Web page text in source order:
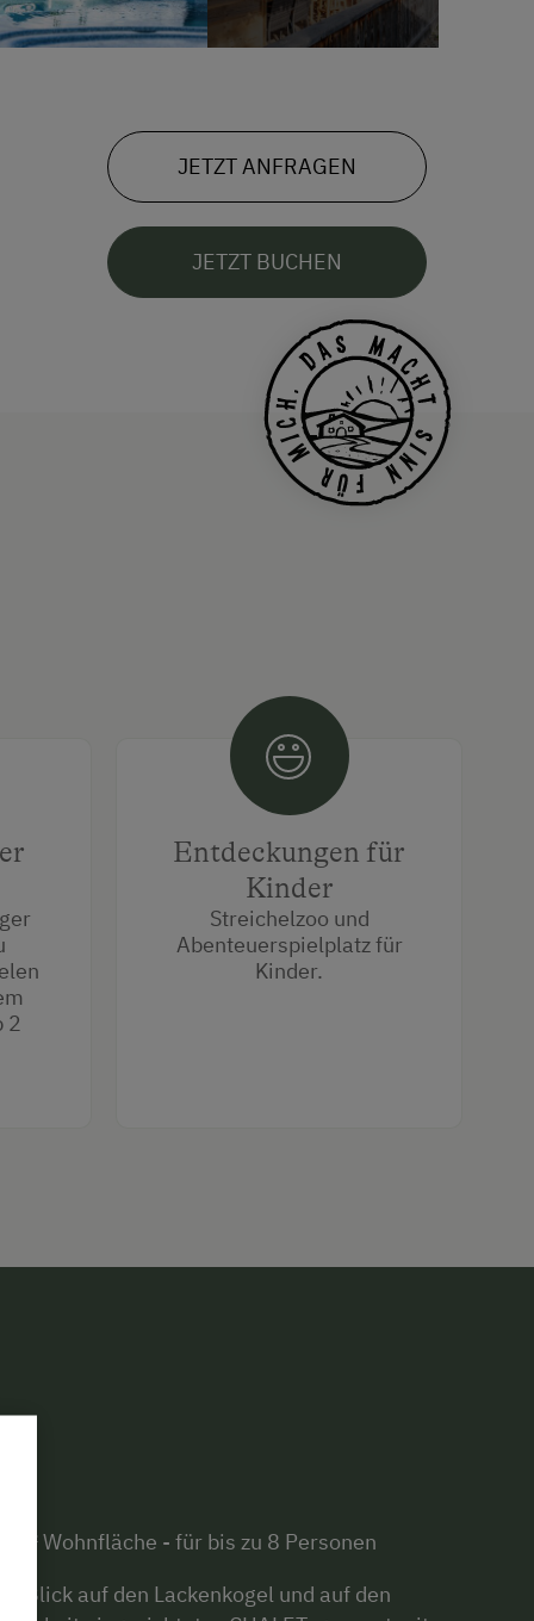
JETZT ANFRAGEN
JETZT BUCHEN
2
Entdeckungen für
Kinder
Streichelzoo und
Abenteuerspielplatz für
Kinder.
Wohnfläche - für bis zu 8 Personen
Blick auf den Lackenkogel und auf den